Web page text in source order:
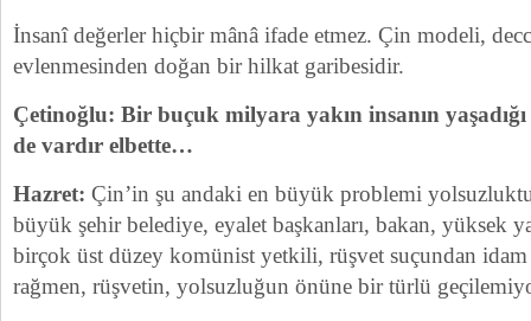
İnsanî değerler hiçbir mânâ ifade etmez. Çin modeli,
evlenmesinden doğan bir hilkat garibesidir.
Çetinoğlu: Bir buçuk milyara yakın insanın
de vardır elbette…
Hazret: Çin’in şu andaki en büyük problemi
büyük şehir belediye, eyalet başkanları, bakan, yüksek
birçok üst düzey komünist yetkili, rüşvet suçundan idam
rağmen, rüşvetin, yolsuzluğun önüne bir türlü